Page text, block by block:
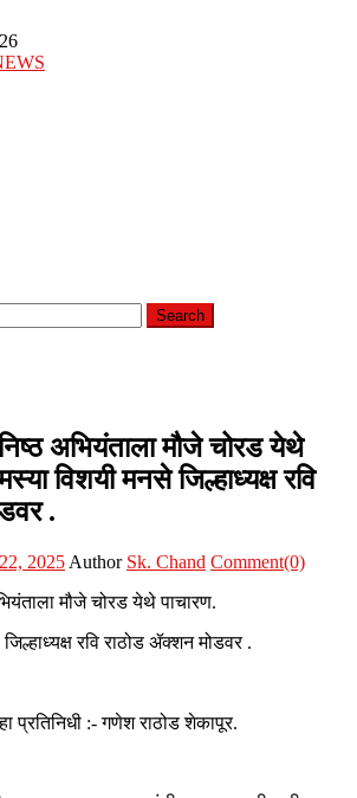
अभियंताला मौजे चोरड येथे
विशयी मनसे जिल्हाध्यक्ष रवि
.
2025 Author Sk. Chand Comment(0)
मौजे चोरड येथे पाचारण.
रवि राठोड ॲक्शन मोडवर .
प्रतिनिधी :- गणेश राठोड शेकापूर.